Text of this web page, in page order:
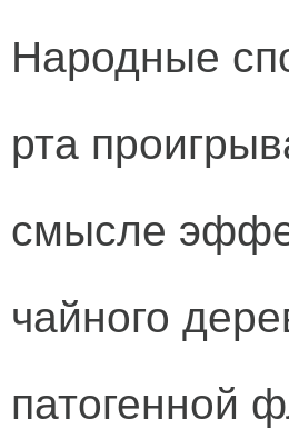
Народные
рта
смысле
чайного
патогенной